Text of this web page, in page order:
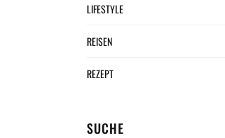
LIFESTYLE
REISEN
REZEPT
SUCHE